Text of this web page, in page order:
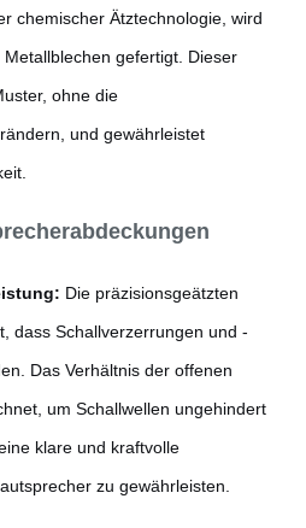
chemischer Ätztechnologie, wird
gefertigt. Dieser
ohne die
und gewährleistet
Die präzisionsgeätzten
dass Schallverzerrungen und -
Das Verhältnis der offenen
um Schallwellen ungehindert
klare und kraftvolle
zu gewährleisten.